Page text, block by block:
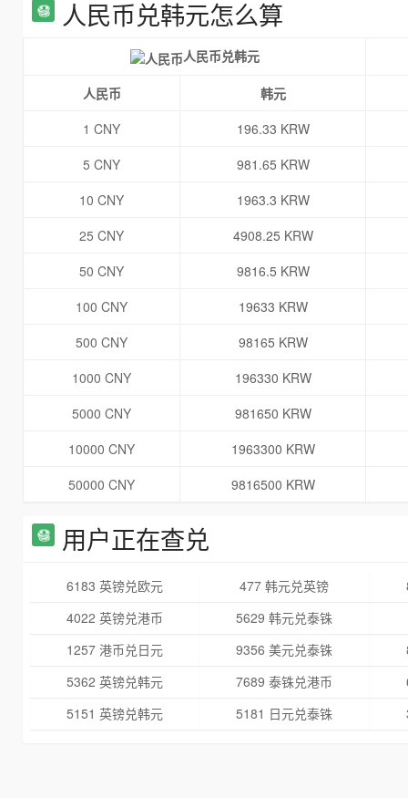
人民币兑韩元怎么算
人民币兑韩元
人民币
韩元
1 CNY
196.33 KRW
5 CNY
981.65 KRW
10 CNY
1963.3 KRW
25 CNY
4908.25 KRW
50 CNY
9816.5 KRW
100 CNY
19633 KRW
500 CNY
98165 KRW
1000 CNY
196330 KRW
5000 CNY
981650 KRW
10000 CNY
1963300 KRW
50000 CNY
9816500 KRW
用户正在查兑
6183 英镑兑欧元 477 韩元兑英镑
4022 英镑兑港币
5629 韩元兑泰铢
1257 港币兑日元
9356 美元兑泰铢
5362 英镑兑韩元
7689 泰铢兑港币
5151 英镑兑韩元
5181 日元兑泰铢